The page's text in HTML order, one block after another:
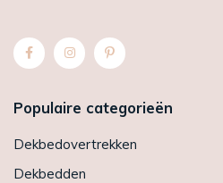
Populaire categorieën
Dekbedovertrekken
Dekbedden